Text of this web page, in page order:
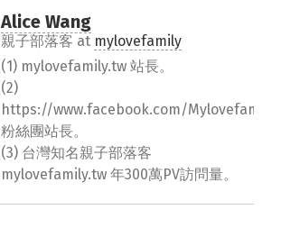
Alice Wang
親子部落客 at mylovefamily
(1) mylovefamily.tw 站長。
(2)
https://www.facebook.com/
粉絲團站長。
(3) 台灣知名親子部落客
mylovefamily.tw 年300萬PV訪問量。